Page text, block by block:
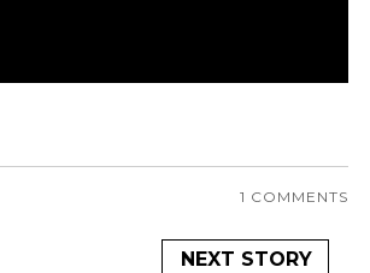
1 COMMENTS
NEXT STORY